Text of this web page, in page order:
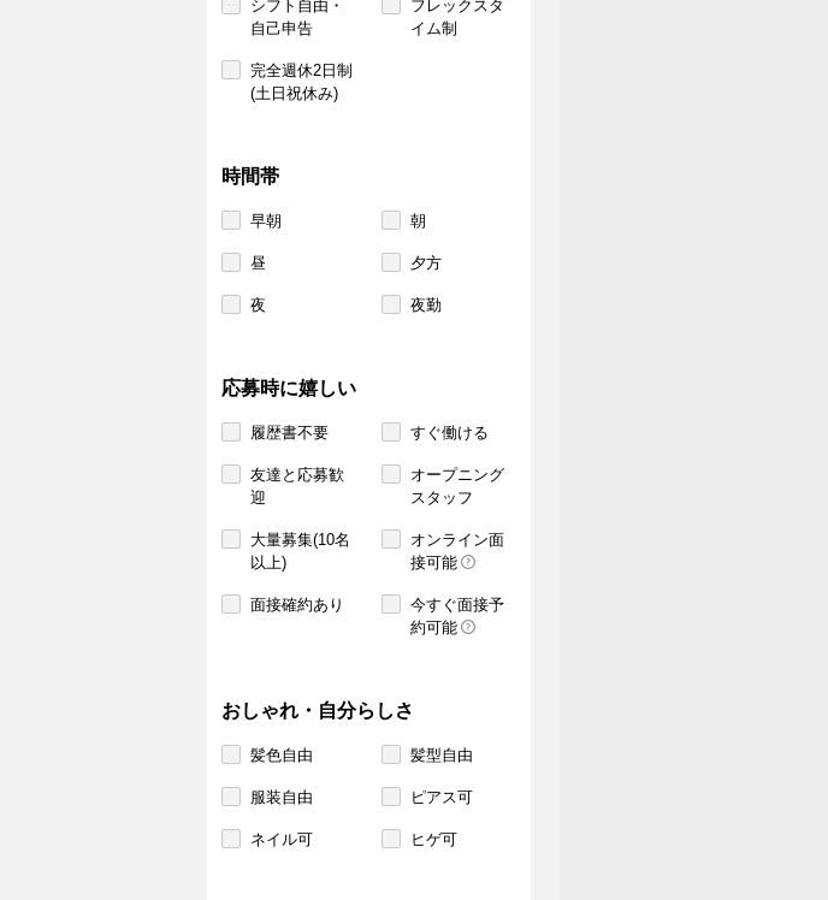
シフト自由・
自己申告
フレックスタ
イム制
完全週休2日制
(土日祝休み)
時間帯
早朝 朝
昼 夕方
夜 夜勤
応募時に嬉しい
履歴書不要 すぐ働ける
友達と応募歓
迎
オープニング
スタッフ
大量募集(10名
以上)
オンライン面
接可能
面接確約あり
今すぐ面接予
約可能
おしゃれ・自分らしさ
髪色自由 髪型自由
服装自由 ピアス可
ネイル可 ヒゲ可